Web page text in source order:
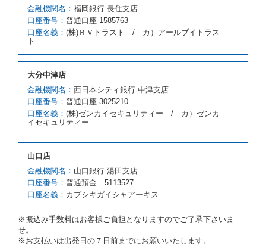
携先の代替レンタカーを貸し渡すものとします。な
お、代替レンタカーの貸渡料金が予約された車種クラ
スの貸渡料金より高くなるときは、予約した車種クラ
スの貸渡料金によるものとし、予約された車種クラス
借受人は、第１項の代替レンタカーの貸渡しの申入れ
を拒絶し、予約を取り消すことができるものとしま
す。
前項の場合、第１項の貸渡しをすることができない原
因が、当社の責に帰する事由によるときには第４条第
４項の予約の取消しとして取り扱い、当社は受領済の
予約申込金を返還するものとします。
原因が、当社の責に帰さない事由による時には第４条
第５項の予約の取消しとして取り扱い、当社は受領済
の予約申込金を返還するものとします。
第６条（免責）
当社及び借受人は、予約が取り消され、又は貸渡契約
が締結されなかったことについて、第４条及び第５条
に定める場合を除き、相互に何らの請求をしないもの
とします。
金融機関名： 福岡銀行 長住支店
口座番号： 普通口座 1585763
口座名義： (株)ＲＶトラスト / カ）アールブイトラス
ト
大分中津店
金融機関名： 西日本シティ銀行 中津支店
口座番号： 普通口座 3025210
口座名義： (株)ゼンカイセキュリティー / カ）ゼンカ
イセキュリティー
山口店
金融機関名： 山口銀行 湯田支店
口座番号： 普通預金 5113527
口座名義： カブシキガイシャアーキス
※振込み手数料はお客様ご負担となりますのでご了承下さいま
せ。
※お支払いは出発日の７日前までにお願いいたします。